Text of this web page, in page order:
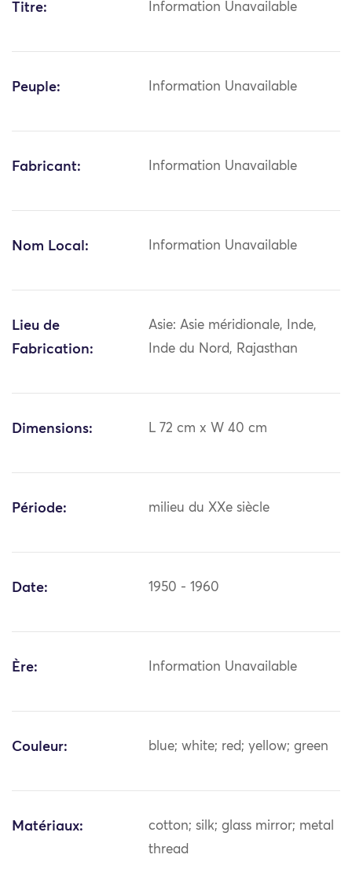
Titre: Information Unavailable
Peuple: Information Unavailable
Fabricant: Information Unavailable
Nom Local: Information Unavailable
Lieu de
Fabrication:
Asie: Asie méridionale, Inde,
Inde du Nord, Rajasthan
Dimensions: L 72 cm x W 40 cm
Période: milieu du XXe siècle
Date: 1950 - 1960
Ère: Information Unavailable
Couleur: blue; white; red; yellow; green
Matériaux:
cotton; silk; glass mirror; metal
thread